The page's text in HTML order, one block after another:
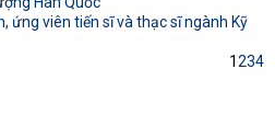
ứng viên tiến sĩ và thạc sĩ ngành Kỹ
1234